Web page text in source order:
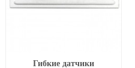
Гибкие датчики